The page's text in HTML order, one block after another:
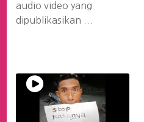
audio video yang
dipublikasikan ...